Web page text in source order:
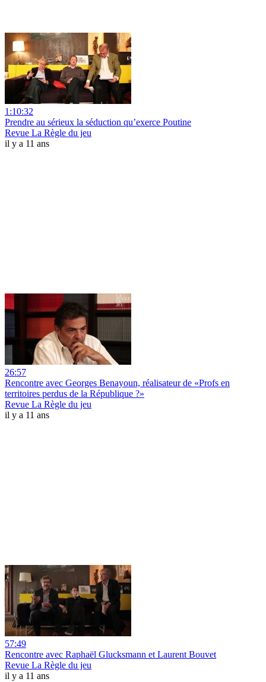
1:10:32
Prendre au sérieux la séduction qu’exerce Poutine
Revue La Règle du jeu
il y a 11 ans
26:57
Rencontre avec Georges Benayoun, réalisateur de «Profs en
territoires perdus de la République ?»
Revue La Règle du jeu
il y a 11 ans
57:49
Rencontre avec Raphaël Glucksmann et Laurent Bouvet
Revue La Règle du jeu
il y a 11 ans